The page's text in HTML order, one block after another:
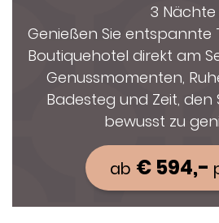
3 Nächte
Genießen Sie entspannte
Boutiquehotel direkt am
Genussmomenten,
Badesteg und Zeit,
bewusst zu
ab € 594,-